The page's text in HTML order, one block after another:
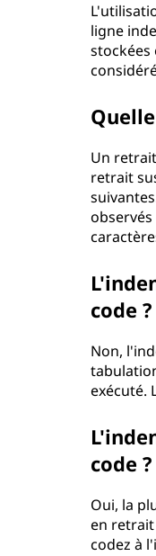
ligne
stockées
Un
retrait
code ?
Non,
exécuté.
code ?
Oui, la
en retrait
codez à